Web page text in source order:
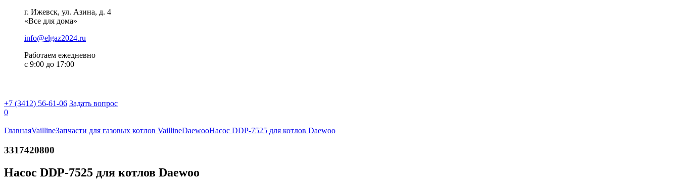
г. Ижевск, ул. Азина, д. 4
«Все для дома»
info@elgaz2024.ru
Работаем eжедневно
с 9:00 до 17:00
+7 (3412) 56-61-06 Задать вопрос
0
ГлавнаяVaillineЗапчасти для газовых котлов VaillineDaewooНасос DDP-7525 для котлов Daewoo
3317420800
Насос DDP-7525 для котлов Daewoo